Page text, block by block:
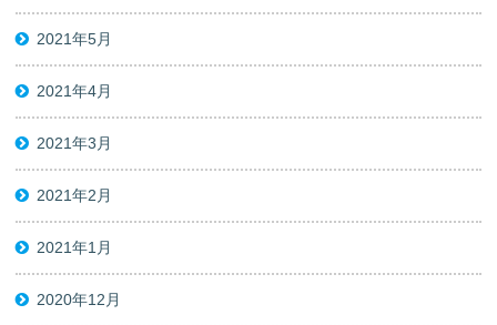
2021年5月
2021年4月
2021年3月
2021年2月
2021年1月
2020年12月